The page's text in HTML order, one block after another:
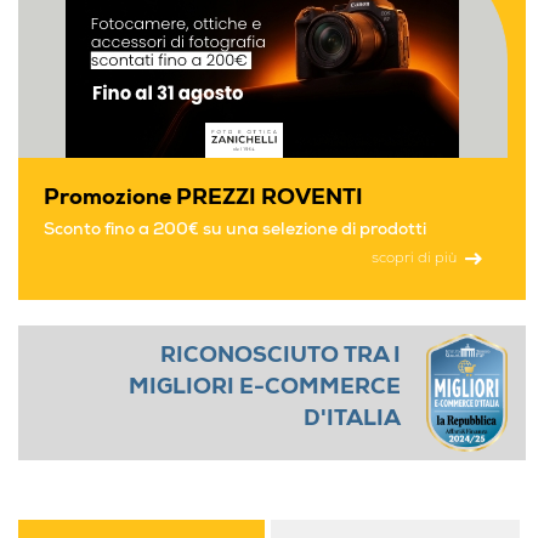
Promozione PREZZI ROVENTI
Sconto fino a 200€ su una selezione di prodotti
scopri di più
RICONOSCIUTO TRA I
MIGLIORI E-COMMERCE
D'ITALIA